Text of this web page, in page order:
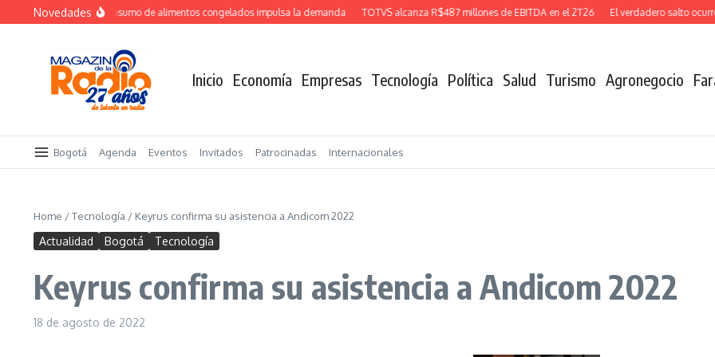
Saltar al contenido
Novedades
Crecimiento del consumo de alimentos congelados impulsa la demanda TOTVS alcanza R$487 millones de EBITDA en el 2T26 El verdadero salto ocurre
Inicio Economía Empresas Tecnología Política Salud Turismo Agronegocio
Bogotá Agenda Eventos Invitados Patrocinadas Internacionales
Home /Tecnología / Keyrus confirma su asistencia a Andicom 2022
Actualidad Bogotá Tecnología
Keyrus confirma su asistencia a Andicom 2022
18 de agosto de 2022